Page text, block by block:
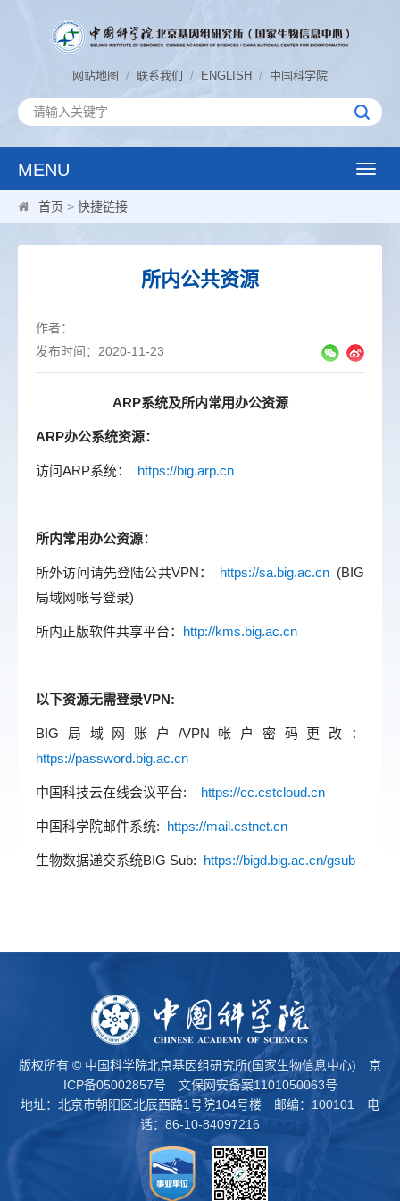
网站地图 / 联系我们 / ENGLISH / 中国科学院
MENU
Toggle
首页 > 快捷链接
所内公共资源
作者：
发布时间：2020-11-23
ARP系统及所内常用办公资源
ARP办公系统资源：
访问ARP系统： https://big.arp.cn
所内常用办公资源：
所外访问请先登陆公共VPN： https://sa.big.ac.cn (BIG
局域网帐号登录)
所内正版软件共享平台： http://kms.big.ac.cn
以下资源无需登录VPN:
BIG局域网账户/VPN帐户密码更改：
https://password.big.ac.cn
中国科技云在线会议平台: https://cc.cstcloud.cn
中国科学院邮件系统: https://mail.cstnet.cn
生物数据递交系统BIG Sub: https://bigd.big.ac.cn/gsub
版权所有 © 中国科学院北京基因组研究所(国家生物信息中心) 京
ICP备05002857号
文保网安备案1101050063号
地址：北京市朝阳区北辰西路1号院104号楼 邮编：100101 电
话：86-10-84097216